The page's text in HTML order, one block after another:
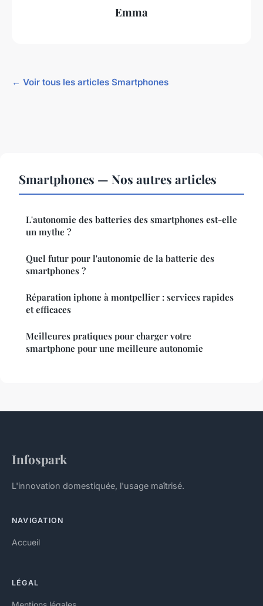
Emma
← Voir tous les articles Smartphones
Smartphones — Nos autres articles
L'autonomie des batteries des smartphones est-elle
un mythe ?
Quel futur pour l'autonomie de la batterie des
smartphones ?
Réparation iphone à montpellier : services rapides
et efficaces
Meilleures pratiques pour charger votre
smartphone pour une meilleure autonomie
Infospark
L'innovation domestiquée, l'usage maîtrisé.
NAVIGATION
Accueil
LÉGAL